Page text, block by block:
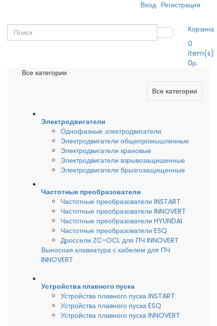
Вход Регистрация
Корзина
0
item(s)
0р.
Все категории
Все категории
Электродвигатели
Однофазные электродвигатели
Электродвигатели общепромышленные
Электродвигатели крановые
Электродвигатели взрывозащишенные
Электродвигатели брызгозащищенные
Частотные преобразователи
Частотные преобразователи INSTART
Частотные преобразователи INNOVERT
Частотные преобразователи HYUNDAI
Частотные преобразователи ESQ
Дроссели ZC-OCL для ПЧ INNOVERT
Выносная клавиатура с кабелем для ПЧ
INNOVERT
Устройства плавного пуска
Устройства плавного пуска INSTART
Устройства плавного пуска ESQ
Устройства плавного пуска INNOVERT